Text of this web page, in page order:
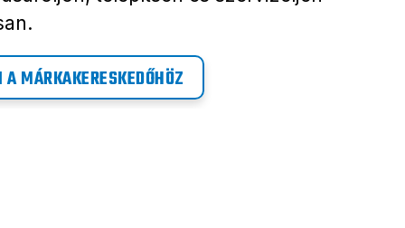
A MÁRKAKERESKEDŐHÖZ